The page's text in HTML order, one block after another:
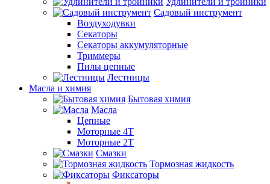
Садовый инструмент
Воздуходувки
Секаторы
Секаторы аккумуляторные
Триммеры
Пилы цепные
Лестницы
Масла и химия
Бытовая химия
Масла
Цепные
Моторные 4Т
Моторные 2Т
Смазки
Тормозная жидкость
Фиксаторы